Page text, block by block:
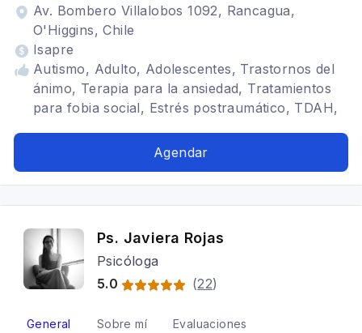
Av. Bombero Villalobos 1092, Rancagua,
O'Higgins, Chile
Isapre
Autismo, Adulto, Adolescentes, Trastornos del
ánimo, Terapia para la ansiedad, Tratamientos
para fobia social, Estrés postraumático, TDAH,
Capacidades, Personas Altamente Sensibles,
Agendar
Ps. Javiera Rojas
Psicóloga
5.0
(22)
General Sobre mí Evaluaciones